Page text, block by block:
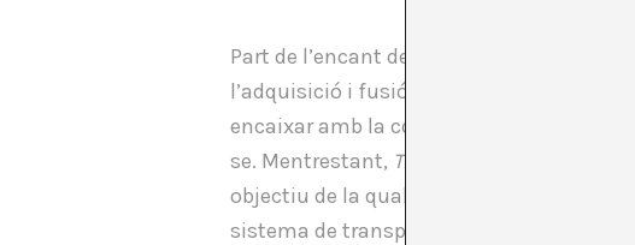
Part de l’encant deu residir en una
l’adquisició i fusió d’empreses han
encaixar amb la constant gentrificació i
se. Mentrestant, Transport for London
objectiu de la qual estan entrellaçats en
sistema de transport roman igual, un